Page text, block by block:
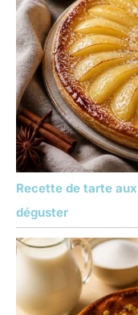
Recette de tarte
déguster